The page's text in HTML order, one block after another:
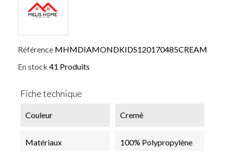
Référence MHMDIAMONDKIDS120170485CREAM
En stock 41 Produits
Fiche technique
Couleur Cremè
Matériaux 100% Polypropylène